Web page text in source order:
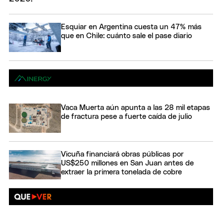
Esquiar en Argentina cuesta un 47% más
que en Chile: cuánto sale el pase diario
Vaca Muerta aún apunta a las 28 mil etapas
de fractura pese a fuerte caída de julio
Vicuña financiará obras públicas por
US$250 millones en San Juan antes de
extraer la primera tonelada de cobre